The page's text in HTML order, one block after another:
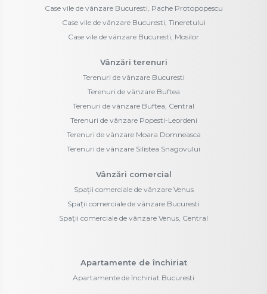
Case vile de vânzare Bucuresti, Pache Protopopescu
Case vile de vânzare Bucuresti, Tineretului
Case vile de vânzare Bucuresti, Mosilor
Vânzări terenuri
Terenuri de vânzare Bucuresti
Terenuri de vânzare Buftea
Terenuri de vânzare Buftea, Central
Terenuri de vânzare Popesti-Leordeni
Terenuri de vânzare Moara Domneasca
Terenuri de vânzare Silistea Snagovului
Vânzări comercial
Spații comerciale de vânzare Venus
Spații comerciale de vânzare Bucuresti
Spații comerciale de vânzare Venus, Central
Apartamente de închiriat
Apartamente de închiriat Bucuresti